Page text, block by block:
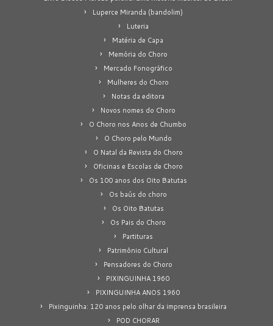
Luperce Miranda (bandolim)
Luteria
Matéria de Capa
Memória do Choro
Mercado Fonográfico
Mulheres do Choro
Notas da editora
Novos nomes do Choro
O Choro nos Anos de Chumbo
O Choro pelo Mundo
O Natal da Revista do Choro
Oficinas e Escolas de Choro
Os 100 anos dos Oito Batutas
Os baús do choro
Os Oito Batutas
Os Pais do Choro
Partituras
Patrimônio Cultural
Pensadores do Choro
PIXINGUINHA 1960
PIXINGUINHA ANOS 1960
Pixinguinha: 120 anos pelo olhar da imprensa brasileira
POD CHORAR